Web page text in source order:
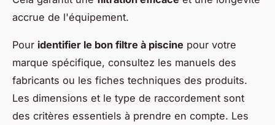
accrue de l'équipement.
Pour identifier le bon filtre à piscine pour votre
marque spécifique, consultez les manuels des
fabricants ou les fiches techniques des produits.
Les dimensions et le type de raccordement sont
des critères essentiels à prendre en compte. Les